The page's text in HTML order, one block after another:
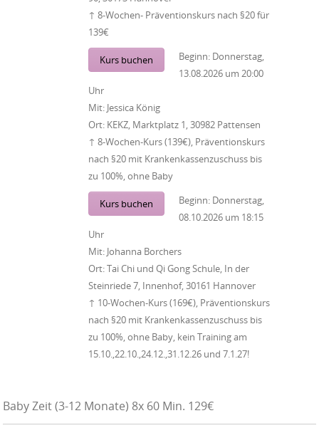
↑ 8-Wochen- Präventionskurs nach §20 für
139€
Kurs buchen Beginn: Donnerstag,
13.08.2026 um 20:00
Uhr
Mit: Jessica König
Ort: KEKZ, Marktplatz 1, 30982 Pattensen
↑ 8-Wochen-Kurs (139€), Präventionskurs
nach §20 mit Krankenkassenzuschuss bis
zu 100%, ohne Baby
Kurs buchen Beginn: Donnerstag,
08.10.2026 um 18:15
Uhr
Mit: Johanna Borchers
Ort:Tai Chi und Qi Gong Schule, In der
Steinriede 7, Innenhof, 30161 Hannover
↑ 10-Wochen-Kurs (169€), Präventionskurs
nach §20 mit Krankenkassenzuschuss bis
zu 100%, ohne Baby, kein Training am
15.10.,22.10.,24.12.,31.12.26 und 7.1.27!
Baby Zeit (3-12 Monate) 8x 60 Min. 129€